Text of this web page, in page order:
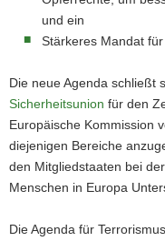
und ein
Stärkeres Mandat für
Die neue Agenda schließt
Sicherheitsunion für den
Europäische Kommission
diejenigen Bereiche
den Mitgliedstaaten bei
Menschen in Europa
Die Agenda für